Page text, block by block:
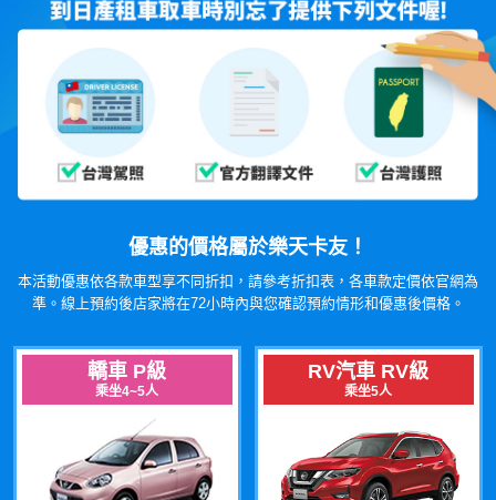
優惠的價格屬於樂天卡友！
本活動優惠依各款車型享不同折扣，請參考折扣表，各車款定價依官網為
準。線上預約後店家將在72小時內與您確認預約情形和優惠後價格。
轎車 P級
乘坐4~5人
RV汽車 RV級
乘坐5人